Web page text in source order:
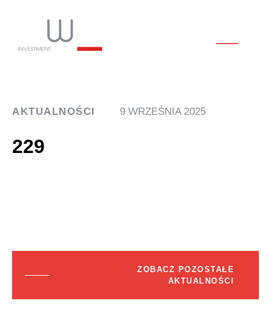
AKTUALNOŚCI 9 WRZEŚNIA 2025
229
ZOBACZ POZOSTAŁE
AKTUALNOŚCI